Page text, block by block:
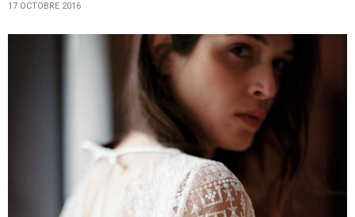
17 OCTOBRE 2016